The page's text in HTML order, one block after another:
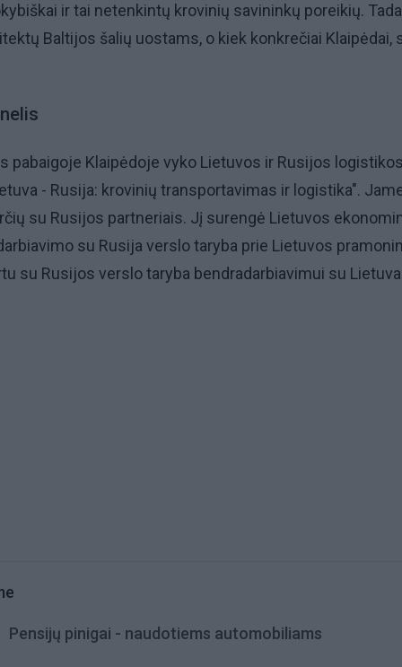
ir tai netenkintų krovinių savininkų poreikių.
Baltijos šalių uostams, o kiek konkrečiai Klaipėdai,
pabaigoje Klaipėdoje vyko Lietuvos ir Rusijos
- Rusija: krovinių transportavimas ir logistika".
su Rusijos partneriais. Jį surengė Lietuvos
su Rusija verslo taryba prie Lietuvos
su Rusijos verslo taryba bendradarbiavimui su
Pensijų pinigai - naudotiems automobiliams